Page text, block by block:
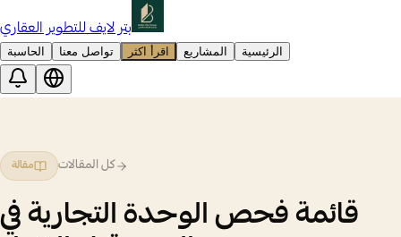
بتر لايف للتطوير العقاري
الرئيسية المشاريع اقرأ اكثر تواصل معنا الحاسبة
كل المقالات مقالة
قائمة فحص الوحدة التجارية في